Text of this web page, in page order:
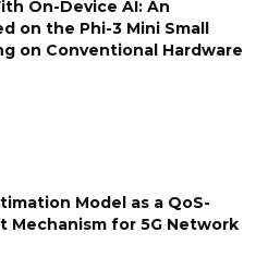
On-Device AI: An
on the Phi-3 Mini Small
on Conventional Hardware
Model as a QoS-
Mechanism for 5G Network